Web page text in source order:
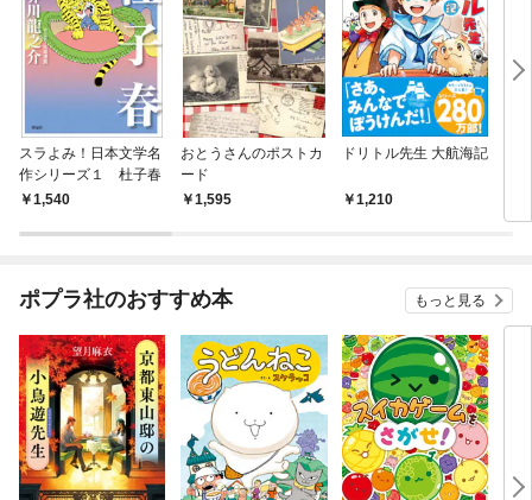
スラよみ！日本文学名
作シリーズ１ 杜子春
1,540
おとうさんのポストカ
ード
1,595
ドリトル先生 大航海記
1,210
ポプラ社のおすすめ本 もっと見る